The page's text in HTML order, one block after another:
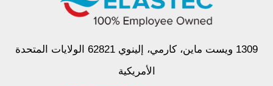
1309 ويست ماين، كارمي، إلينوي 62821 الولايات المتحدة
الأمريكية